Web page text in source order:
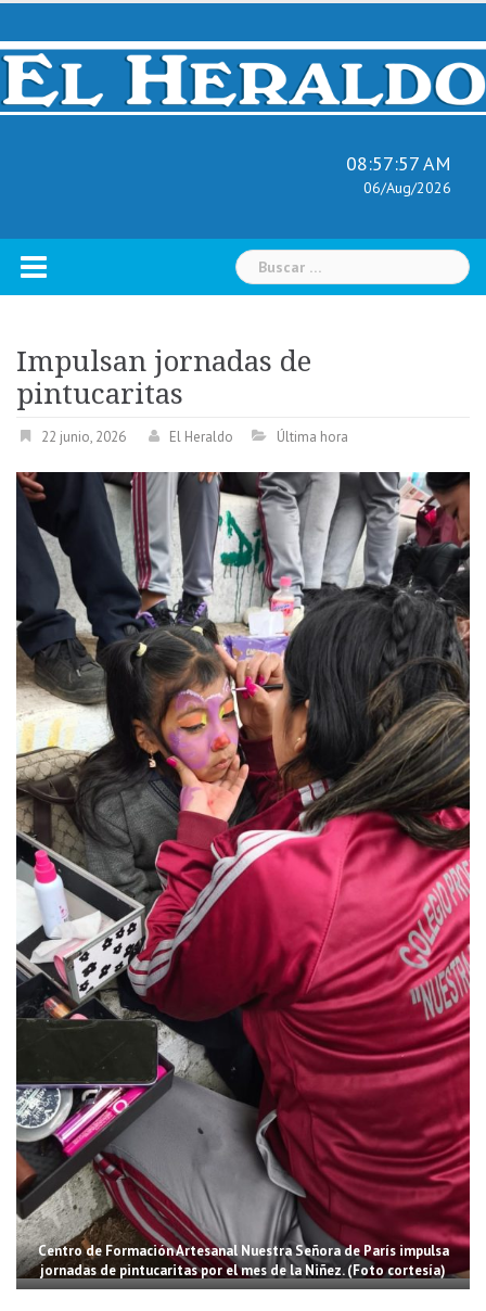
Skip
content
08:57:58 AM
06/Aug/2026
Buscar:
Impulsan jornadas de
pintucaritas
22 junio, 2026 El Heraldo Última hora
Centro de Formación Artesanal Nuestra Señora de París impulsa
jornadas de pintucaritas por el mes de la Niñez. (Foto cortesía)